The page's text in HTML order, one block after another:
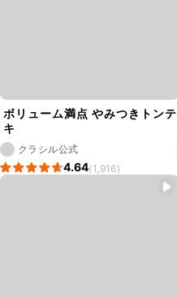
ボリューム満点 やみつきトンテ
キ
クラシル公式
4.64(1,916)